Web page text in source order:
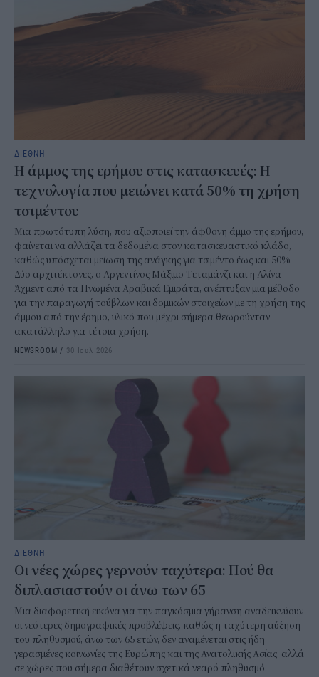
ΔΙΕΘΝΗ
Η άμμος της ερήμου στις κατασκευές: Η
τεχνολογία που μειώνει κατά 50% τη χρήση
τσιμέντου
Μια πρωτότυπη λύση, που αξιοποιεί την άφθονη άμμο της ερήμου,
φαίνεται να αλλάζει τα δεδομένα στον κατασκευαστικό κλάδο,
καθώς υπόσχεται μείωση της ανάγκης για τσιμέντο έως και 50%.
Δύο αρχιτέκτονες, ο Αργεντίνος Μάξιμο Τεταμάνζι και η Αλίνα
Άχμεντ από τα Ηνωμένα Αραβικά Εμιράτα, ανέπτυξαν μια μέθοδο
για την παραγωγή τούβλων και δομικών στοιχείων με τη χρήση της
άμμου από την έρημο, υλικό που μέχρι σήμερα θεωρούνταν
ακατάλληλο για τέτοια χρήση.
NEWSROOM / 30 Ιουλ 2026
ΔΙΕΘΝΗ
Οι νέες χώρες γερνούν ταχύτερα: Πού θα
διπλασιαστούν οι άνω των 65
Μια διαφορετική εικόνα για την παγκόσμια γήρανση αναδεικνύουν
οι νεότερες δημογραφικές προβλέψεις, καθώς η ταχύτερη αύξηση
του πληθυσμού, άνω των 65 ετών, δεν αναμένεται στις ήδη
γερασμένες κοινωνίες της Ευρώπης και της Ανατολικής Ασίας, αλλά
σε χώρες που σήμερα διαθέτουν σχετικά νεαρό πληθυσμό.